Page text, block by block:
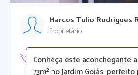
Marcos Tulio Rodrigues
Proprietário
Conheça este aconchegante
73m² no Jardim Goiás,